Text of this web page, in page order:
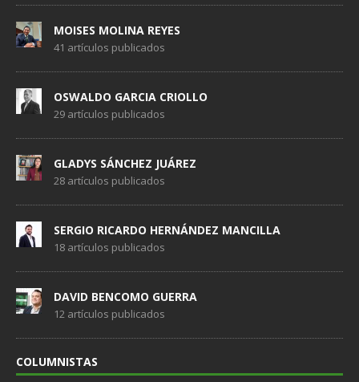
MOISES MOLINA REYES
41 artículos publicados
OSWALDO GARCIA CRIOLLO
29 artículos publicados
GLADYS SÁNCHEZ JUÁREZ
28 artículos publicados
SERGIO RICARDO HERNÁNDEZ MANCILLA
18 artículos publicados
DAVID BENCOMO GUERRA
12 artículos publicados
COLUMNISTAS